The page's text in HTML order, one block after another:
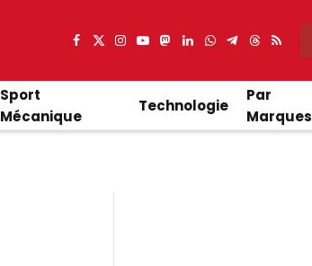
Facebook
X
Instagram
YouTube
Mastodon
LinkedIn
WhatsApp
Partager
Telegram
Threads
RSS
Sport
Mécanique
Technologie
Par
Marques